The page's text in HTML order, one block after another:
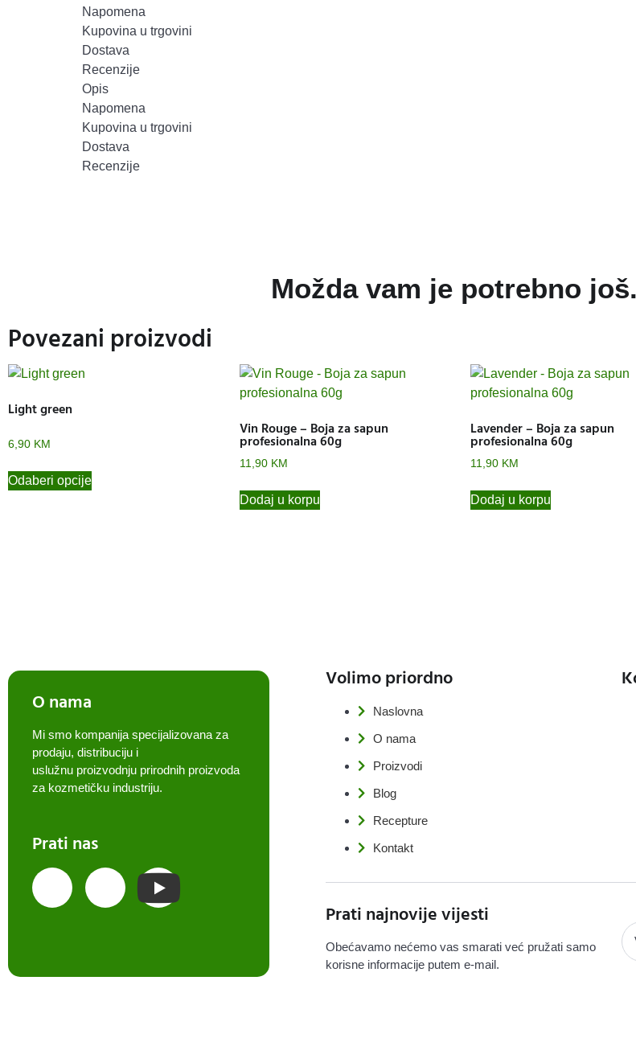
Napomena
Kupovina u trgovini
Dostava
Recenzije
Opis
Napomena
Kupovina u trgovini
Dostava
Recenzije
Možda vam je potrebno
Povezani proizvodi
Light green
6,90 KM
Odaberi opcije
Vin Rouge – Boja za sapun
profesionalna 60g
11,90 KM
Dodaj u korpu
Lavender – Boja za sapun
profesionalna 60g
11,90 KM
Dodaj u korpu
O nama
Mi smo kompanija specijalizovana za
prodaju, distribuciju i
uslužnu proizvodnju prirodnih proizvoda
za kozmetičku industriju.
Prati nas
Volimo priordno
Naslovna
O nama
Proizvodi
Blog
Recepture
Kontakt
Prati najnovije vijesti
Obećavamo nećemo vas smarati već pružati samo
korisne informacije putem e-mail.